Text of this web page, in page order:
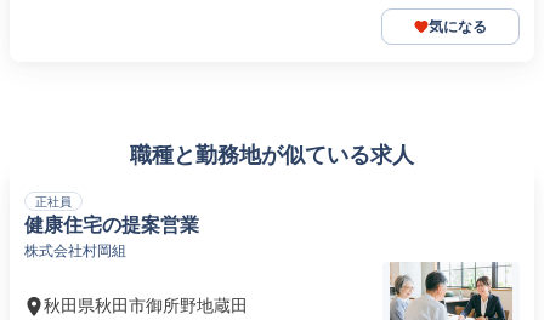
気になる
職種と勤務地が似ている求人
正社員
健康住宅の提案営業
株式会社村岡組
秋田県秋田市御所野地蔵田